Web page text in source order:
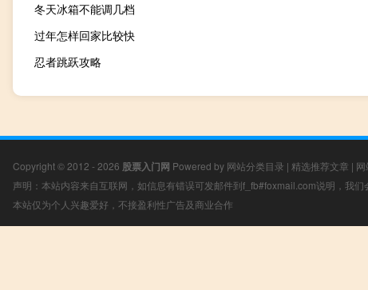
冬天冰箱不能调几档
过年怎样回家比较快
忍者跳跃攻略
Copyright © 2012 - 2026 股票入门网 Powered by 网站分类目录 | 精选推荐文章 |
声明：本站内容来自互联网，如信息有错误可发邮件到f_fb#foxmail.com说明，我们
本站仅为个人兴趣爱好，不接盈利性广告及商业合作